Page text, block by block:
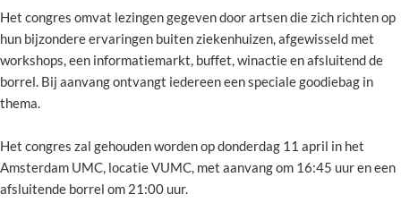
Het congres omvat lezingen gegeven door artsen die zich richten op
hun bijzondere ervaringen buiten ziekenhuizen, afgewisseld met
workshops, een informatiemarkt, buffet, winactie en afsluitend de
borrel. Bij aanvang ontvangt iedereen een speciale goodiebag in
thema.
Het congres zal gehouden worden op donderdag 11 april in het
Amsterdam UMC, locatie VUMC, met aanvang om 16:45 uur en een
afsluitende borrel om 21:00 uur.